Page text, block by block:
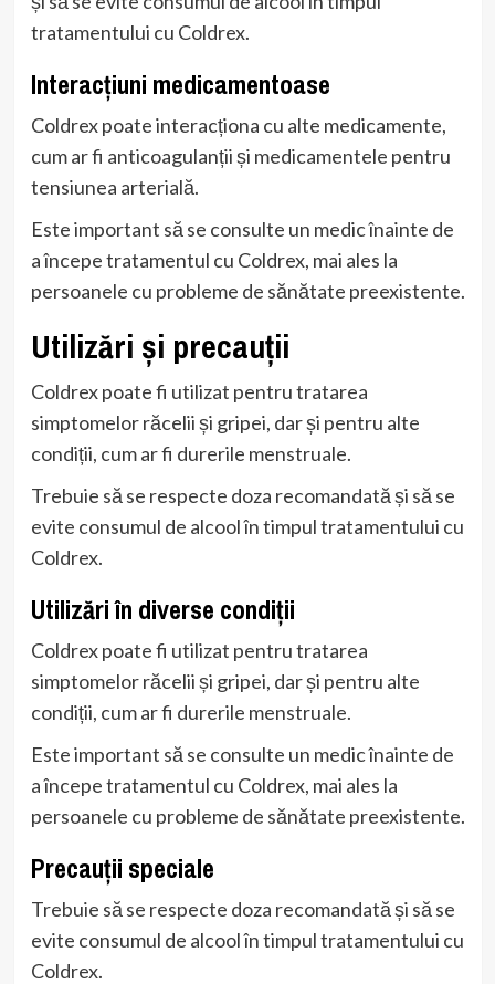
tratamentului cu Coldrex.
Interacțiuni medicamentoase
Coldrex poate interacționa cu alte medicamente,
cum ar fi anticoagulanții și medicamentele pentru
tensiunea arterială.
Este important să se consulte un medic înainte de
a începe tratamentul cu Coldrex, mai ales la
persoanele cu probleme de sănătate preexistente.
Utilizări și precauții
Coldrex poate fi utilizat pentru tratarea
simptomelor răcelii și gripei, dar și pentru alte
condiții, cum ar fi durerile menstruale.
Trebuie să se respecte doza recomandată și să se
evite consumul de alcool în timpul tratamentului cu
Coldrex.
Utilizări în diverse condiții
Coldrex poate fi utilizat pentru tratarea
simptomelor răcelii și gripei, dar și pentru alte
condiții, cum ar fi durerile menstruale.
Este important să se consulte un medic înainte de
a începe tratamentul cu Coldrex, mai ales la
persoanele cu probleme de sănătate preexistente.
Precauții speciale
Trebuie să se respecte doza recomandată și să se
evite consumul de alcool în timpul tratamentului cu
Coldrex.